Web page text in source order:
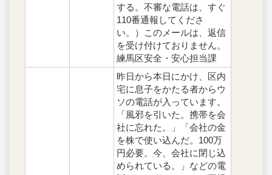
する。不審な電話は、すぐ
110番通報してくださ
い。）このメールは、返信
を受け付けておりません。
練馬区安全・安心担当課
昨日から本日にかけ、区内
宅に息子をかたる者からウ
ソの電話が入っています。
「風邪を引いた。携帯を会
社に忘れた。」「会社の金
を株で使い込んだ。100万
円必要。今、会社に閉じ込
められている。」などの電